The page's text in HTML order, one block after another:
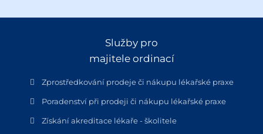
Služby pro
majitele ordinací
Zprostředkování prodeje či nákupu lékařské praxe
Poradenství při prodeji či nákupu lékařské praxe
Získání akreditace lékaře - školitele